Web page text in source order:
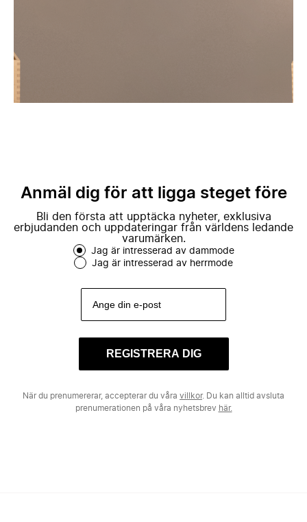
Anmäl dig för att ligga steget före
Bli den första att upptäcka nyheter, exklusiva
erbjudanden och uppdateringar från världens ledande
varumärken.
Jag är intresserad av dammode
Jag är intresserad av herrmode
REGISTRERA DIG
När du prenumererar, accepterar du våra villkor. Du kan alltid avsluta
prenumerationen på våra nyhetsbrev här.